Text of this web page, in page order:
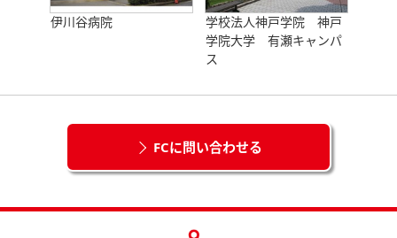
伊川谷病院
学校法人神戸学院 神戸
学院大学 有瀬キャンパ
ス
FCに問い合わせる